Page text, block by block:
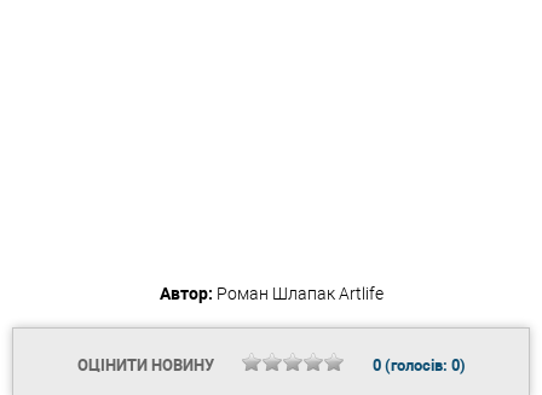
Автор: Роман ШлапакArtlife
ОЦІНИТИ НОВИНУ 0(голосів: 0)